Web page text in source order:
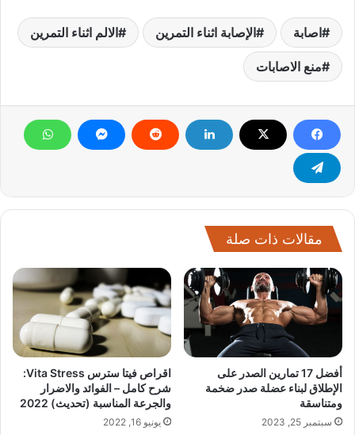
اصابة الإصابة اثناء التمرين الالم اثناء التمرين
منع الاصابات
مقالات ذات صلة
أفضل 17 تمارين الصدر على
الإطلاق لبناء عضلة صدر ضخمة
ومتناسقة
سبتمبر 25, 2023
اقراص فيتا سترس Vita Stress:
شرح كامل – الفوائد والاضرار
والجرعة المناسبة (تحديث) 2022
يونيو 16, 2022